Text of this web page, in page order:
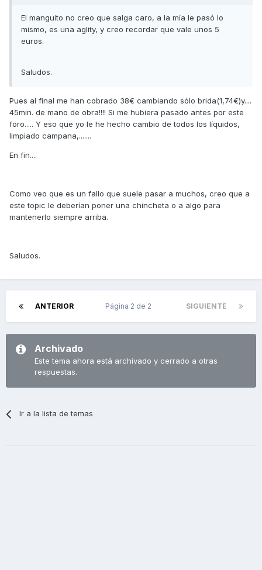
El manguito no creo que salga caro, a la mía le pasó lo
mismo, es una aglity, y creo recordar que vale unos 5
euros.
Saludos.
Pues al final me han cobrado 38€ cambiando sólo brida(1,74€)y....
45min. de mano de obra!!!! Si me hubiera pasado antes por este
foro..... Y eso que yo le he hecho cambio de todos los líquidos,
limpiado campana,.......
En fin....
Como veo que es un fallo que suele pasar a muchos, creo que a
este topic le deberían poner una chincheta o a algo para
mantenerlo siempre arriba.
Saludos.
ANTERIOR SIGUIENTE
Página 2 de 2
Archivado
Este tema ahora está archivado y cerrado a otras
respuestas.
Ir a la lista de temas